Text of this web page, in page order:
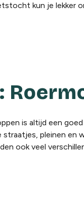
kun je lekker
is altijd een
straatjes, pleinen en
ook veel